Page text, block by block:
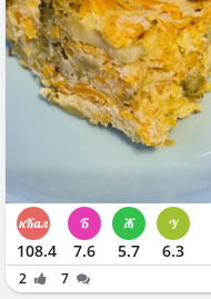
108.4 7.6 5.7 6.3
2 7